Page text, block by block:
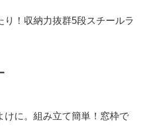
り！収納力抜群5段スチールラ
けに。組み立て簡単！窓枠で